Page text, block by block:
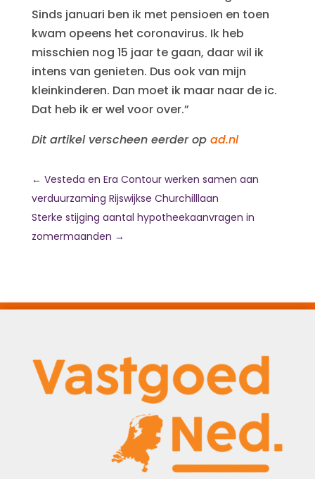
Sinds januari ben ik met pensioen en toen
kwam opeens het coronavirus. Ik heb
misschien nog 15 jaar te gaan, daar wil ik
intens van genieten. Dus ook van mijn
kleinkinderen. Dan moet ik maar naar de ic.
Dat heb ik er wel voor over.”
Dit artikel verscheen eerder op ad.nl
← Vesteda en Era Contour werken samen aan
verduurzaming Rijswijkse Churchilllaan
Sterke stijging aantal hypotheekaanvragen in
zomermaanden →